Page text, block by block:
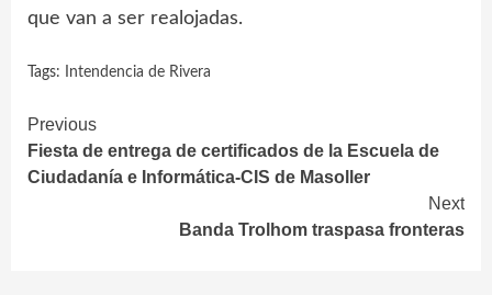
que van a ser realojadas.
Tags: Intendencia de Rivera
Continue
Reading
Previous
Fiesta de entrega de certificados de la Escuela de
Ciudadanía e Informática-CIS de Masoller
Next
Banda Trolhom traspasa fronteras